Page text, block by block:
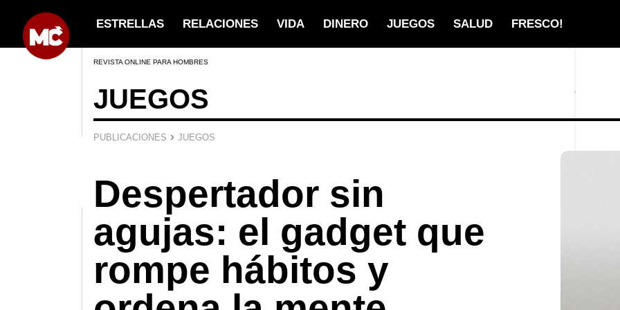
ESTRELLAS RELACIONES VIDA DINERO JUEGOS SALUD FRESCO!
REVISTA ONLINE PARA HOMBRES
JUEGOS
PUBLICACIONES › JUEGOS
Despertador sin
agujas: el gadget que
rompe hábitos y